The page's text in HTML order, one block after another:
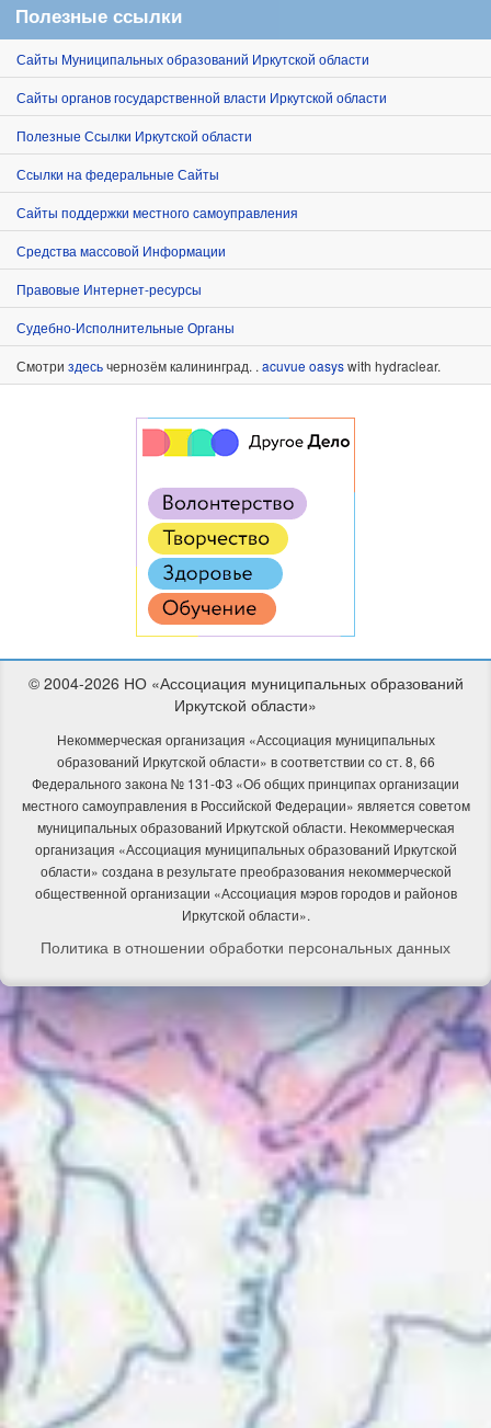
Полезные ссылки
Сайты Муниципальных образований Иркутской области
Сайты органов государственной власти Иркутской области
Полезные Ссылки Иркутской области
Ссылки на федеральные Сайты
Сайты поддержки местного самоуправления
Средства массовой Информации
Правовые Интернет-ресурсы
Судебно-Исполнительные Органы
Смотри здесьчернозём калининград. . acuvue oasyswith hydraclear.
© 2004-2026 НО «Ассоциация муниципальных образований
Иркутской области»
Некоммерческая организация «Ассоциация муниципальных
образований Иркутской области» в соответствии со ст. 8, 66
Федерального закона № 131-ФЗ «Об общих принципах организации
местного самоуправления в Российской Федерации» является советом
муниципальных образований Иркутской области. Некоммерческая
организация «Ассоциация муниципальных образований Иркутской
области» создана в результате преобразования некоммерческой
общественной организации «Ассоциация мэров городов и районов
Иркутской области».
Политика в отношении обработки персональных данных